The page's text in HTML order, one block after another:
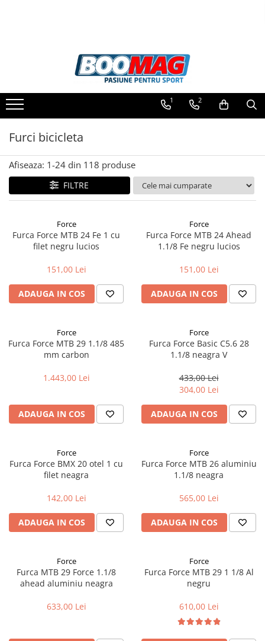
Biciclete copii
Biciclete electrice
Biciclete de oras
Biciclete pliabile
Biciclete de trekking
Biciclete Cursiere, Cyclocross
si Gravel
Scaun bicicleta copii
Portbagaj bicicleta
Antifurt bicicleta
Produse intretinere bicicleta
Accesorii biciclete copii
Bidoane si suporti bicicleta
Suport telefon bicicleta
Oglinzi bicicleta
Cricuri bicicleta
Aparatori noroi bicicleta
Lumini bicicleta
Computer bicicleta
1 2
Furci bicicleta
Afiseaza: 1-24 din 118 produse
FILTRE
Force
Furca Force MTB 24 Fe 1 cu
filet negru lucios
151,00 Lei
ADAUGA IN COS
Force
Furca Force MTB 24 Ahead
1.1/8 Fe negru lucios
151,00 Lei
ADAUGA IN COS
Force
Furca Force MTB 29 1.1/8 485
mm carbon
1.443,00 Lei
ADAUGA IN COS
Force
Furca Force Basic C5.6 28
1.1/8 neagra V
433,00 Lei
304,00 Lei
ADAUGA IN COS
Force
Furca Force BMX 20 otel 1 cu
filet neagra
142,00 Lei
ADAUGA IN COS
Force
Furca Force MTB 26 aluminiu
1.1/8 neagra
565,00 Lei
ADAUGA IN COS
Force
Furca MTB 29 Force 1.1/8
ahead aluminiu neagra
633,00 Lei
Force
Furca Force MTB 29 1 1/8 Al
negru
610,00 Lei